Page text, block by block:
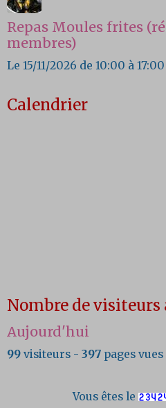
Repas Moules frites
membres)
Le 15/11/2026 de 10:00 à 17:00
Calendrier
Nombre de
Aujourd'hui
99 visiteurs - 397 pages vues
Vous êtes le